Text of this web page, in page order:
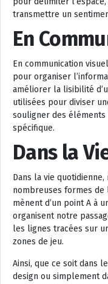
transmettre un
En
En communication
pour organiser
améliorer la lisibilité
utilisées pour diviser
souligner des
spécifique.
Dans la
Dans la vie
nombreuses formes
mènent d’un point A à
organisent notre
les lignes tracées sur
zones de jeu.
Ainsi, que ce soit dans
design ou simplement